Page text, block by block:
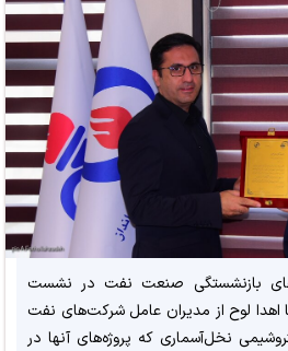
بازنشستگی صنعت نفت در نشست
اهدا لوح از مدیران عامل شرکت‌های نفت
نخل‌آسماری که پروژه‌های آنها در